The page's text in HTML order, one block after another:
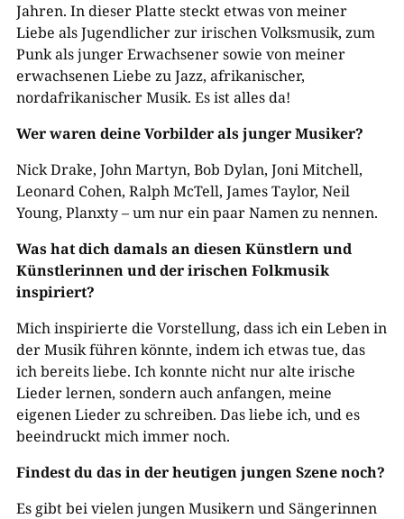
Jahren. In dieser Platte steckt etwas von meiner
Liebe als Jugendlicher zur irischen Volksmusik, zum
Punk als junger Erwachsener sowie von meiner
erwachsenen Liebe zu Jazz, afrikanischer,
nordafrikanischer Musik. Es ist alles da!
Wer waren deine Vorbilder als junger Musiker?
Nick Drake, John Martyn, Bob Dylan, Joni Mitchell,
Leonard Cohen, Ralph McTell, James Taylor, Neil
Young, Planxty – um nur ein paar Namen zu nennen.
Was hat dich damals an diesen Künstlern und
Künstlerinnen und der irischen Folkmusik
inspiriert?
Mich inspirierte die Vorstellung, dass ich ein Leben in
der Musik führen könnte, indem ich etwas tue, das
ich bereits liebe. Ich konnte nicht nur alte irische
Lieder lernen, sondern auch anfangen, meine
eigenen Lieder zu schreiben. Das liebe ich, und es
beeindruckt mich immer noch.
Findest du das in der heutigen jungen Szene noch?
Es gibt bei vielen jungen Musikern und Sängerinnen